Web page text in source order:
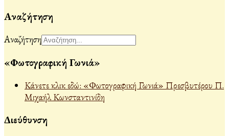
Αναζήτηση
Αναζήτηση
«Φωτογραφική Γωνιά»
Κάνετε κλικ εδώ: «Φωτογραφική Γωνιά» Πρεσβυτέρου Π.
Μιχαήλ Κωνσταντινίδη
Διεύθυνση